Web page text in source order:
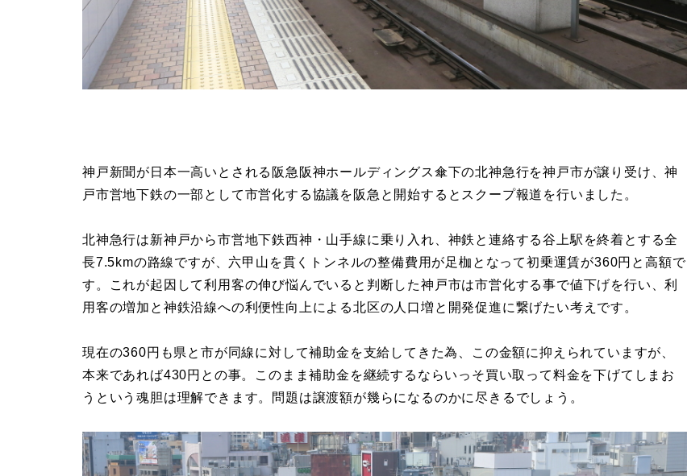
神戸新聞が日本一高いとされる阪急阪神ホールディングス傘下の北神急行を神戸市が譲り受け、神
戸市営地下鉄の一部として市営化する協議を阪急と開始するとスクープ報道を行いました。
北神急行は新神戸から市営地下鉄西神・山手線に乗り入れ、神鉄と連絡する谷上駅を終着とする全
長7.5kmの路線ですが、六甲山を貫くトンネルの整備費用が足枷となって初乗運賃が360円と高額で
す。これが起因して利用客の伸び悩んでいると判断した神戸市は市営化する事で値下げを行い、利
用客の増加と神鉄沿線への利便性向上による北区の人口増と開発促進に繋げたい考えです。
現在の360円も県と市が同線に対して補助金を支給してきた為、この金額に抑えられていますが、
本来であれば430円との事。このまま補助金を継続するならいっそ買い取って料金を下げてしまお
うという魂胆は理解できます。問題は譲渡額が幾らになるのかに尽きるでしょう。